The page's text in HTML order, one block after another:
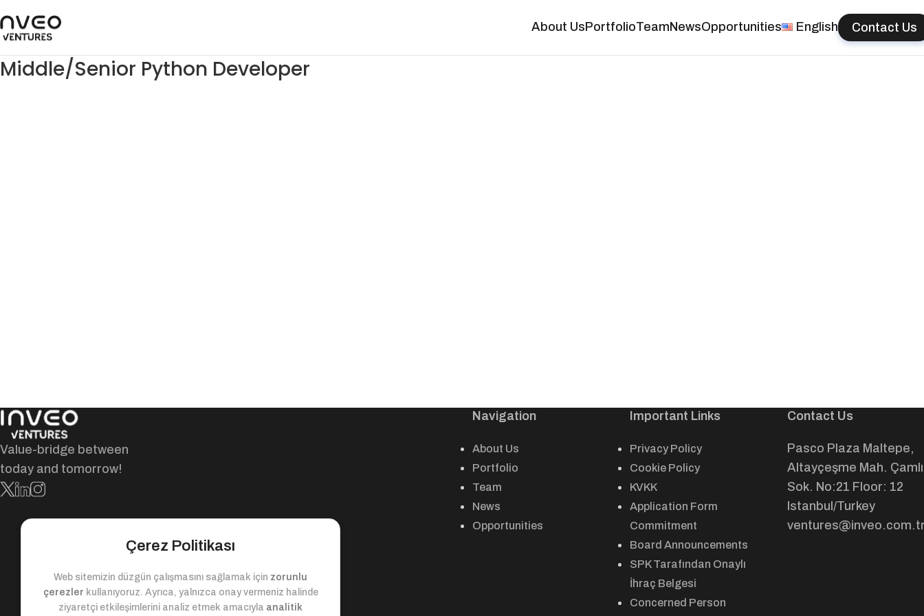
About UsPortfolioTeamNewsOpportunities English Contact Us
Middle/Senior Python Developer
Value-bridge between
today and tomorrow!
Navigation
About Us
Portfolio
Team
News
Opportunities
Important Links
Privacy Policy
Cookie Policy
KVKK
Application Form
Commitment
Board Announcements
SPK Tarafından Onaylı
İhraç Belgesi
Concerned Person
Contact Us
Pasco Plaza Maltepe,
Altayçeşme Mah. Çamlı
Sok. No:21 Floor: 12
Istanbul/Turkey
Çerez Politikası
Web sitemizin düzgün çalışmasını sağlamak için zorunlu
çerezler kullanıyoruz. Ayrıca, yalnızca onay vermeniz halinde
ziyaretçi etkileşimlerini analiz etmek amacıyla analitik